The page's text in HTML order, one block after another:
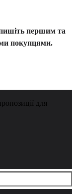
першим та
покупцями.
для